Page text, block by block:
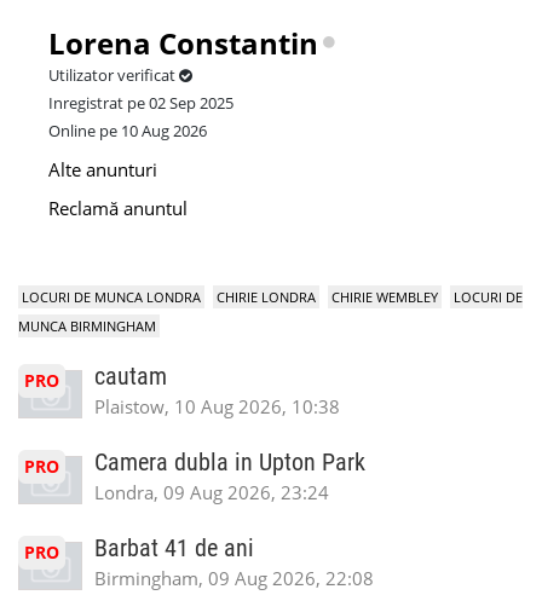
Lorena Constantin
Utilizator verificat
Inregistrat pe 02 Sep 2025
Online pe 10 Aug 2026
Alte anunturi
Reclamă anuntul
LOCURI DE MUNCA LONDRA CHIRIE LONDRA CHIRIE WEMBLEY
LOCURI DE
MUNCA BIRMINGHAM
PRO cautam
Plaistow, 10 Aug 2026, 10:38
PRO Camera dubla in Upton Park
Londra, 09 Aug 2026, 23:24
PRO Barbat 41 de ani
Birmingham, 09 Aug 2026, 22:08